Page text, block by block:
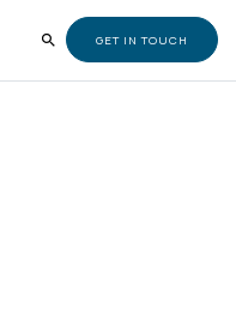
GET IN TOUCH